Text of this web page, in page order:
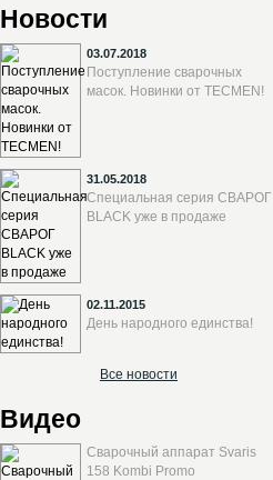
Новости
03.07.2018
Поступление сварочных
масок. Новинки от TECMEN!
31.05.2018
Специальная серия СВАРОГ
BLACK уже в продаже
02.11.2015
День народного единства!
Все новости
Видео
Сварочный аппарат Svaris
158 Kombi Promo